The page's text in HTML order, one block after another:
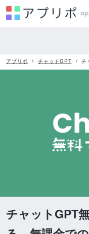
アプリポ チャットGPT チ
チャットGPT